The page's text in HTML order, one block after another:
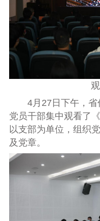
4月27日下午，
党员干部集中观看了
以支部为单位 ，组织
及党章。